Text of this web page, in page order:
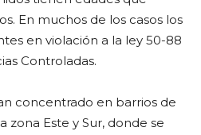
En muchos de los casos los
en violación a la ley 50-88
Controladas.
concentrado en barrios de
zona Este y Sur, donde se